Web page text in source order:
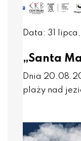
Data: 31
„Santa
Dnia
plaży nad